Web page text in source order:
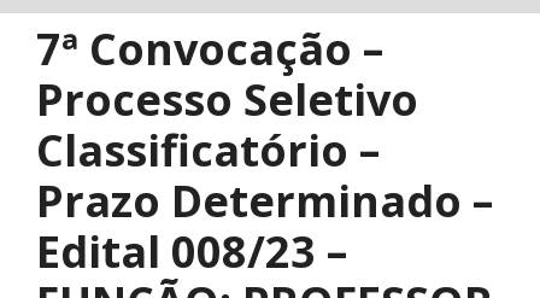
7ª Convocação –
Processo Seletivo
Classificatório –
Prazo Determinado –
Edital 008/23 –